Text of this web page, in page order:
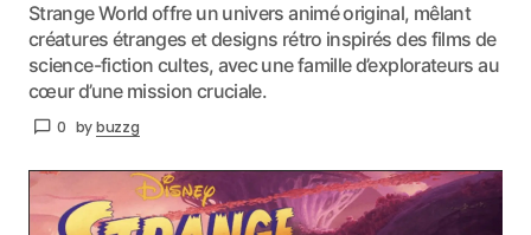
Strange World offre un univers animé original, mêlant
créatures étranges et designs rétro inspirés des films de
science-fiction cultes, avec une famille d’explorateurs au
cœur d’une mission cruciale.
0 bybuzzg